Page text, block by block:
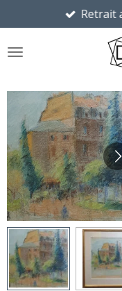
au
contenu
Retrait